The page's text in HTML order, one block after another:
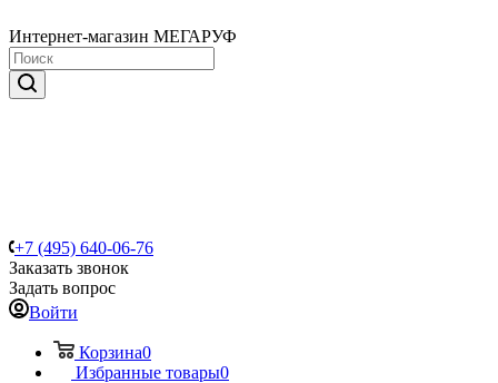
Интернет-магазин МЕГАРУФ
+7 (495) 640-06-76
Заказать звонок
Задать вопрос
Войти
Корзина0
Избранные товары0